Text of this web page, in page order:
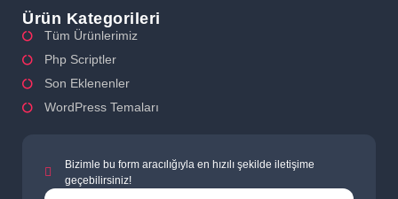
Ürün Kategorileri
Tüm Ürünlerimiz
Php Scriptler
Son Eklenenler
WordPress Temaları
Bizimle bu form aracılığıyla en hızılı şekilde iletişime
geçebilirsiniz!